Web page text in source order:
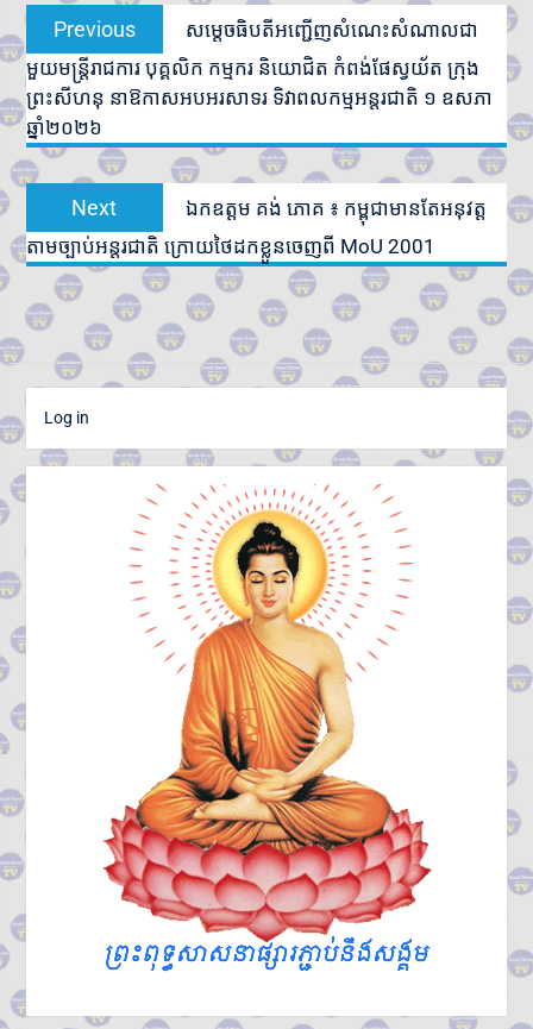
navigation
Previous
Previous
post:
សម្តេចធិបតីអញ្ជើញសំណេះសំណាលជា
មួយមន្ត្រីរាជការ បុគ្គលិក កម្មករ និយោជិត កំពង់ផែស្វយ័ត ក្រុង
ព្រះសីហនុ នាឱកាសអបអរសាទរ ទិវាពលកម្មអន្តរជាតិ ១ ឧសភា
ឆ្នាំ២០២៦
Next
Next
post:
ឯកឧត្តម គង់ ភោគ ៖ កម្ពុជាមានតែអនុវត្ត
តាមច្បាប់អន្តរជាតិ ក្រោយថៃដកខ្លួនចេញពី MoU 2001
Log in